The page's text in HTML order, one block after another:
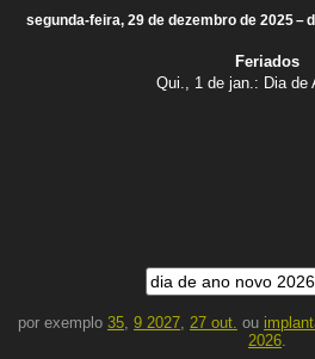
segunda-feira, 29 de dezembro de 2025 –
Feriados
Qui., 1 de jan.: Dia de
por exemplo 35, 9 2027, 27 out. ou
2026.